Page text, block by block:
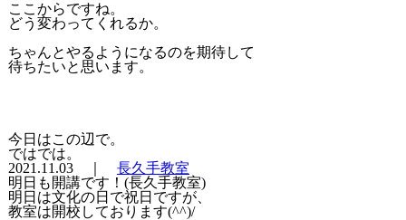
ここからですね。
どう変わってくれるか。
ちゃんとやるようになるのを期待して
待ちたいと思います。
今日はこの辺で。
ではでは。
2021.11.03 ｜ 長久手教室
明日も開講です！(長久手教室)
明日は文化の日で祝日ですが、
教室は開校しております(^^)/